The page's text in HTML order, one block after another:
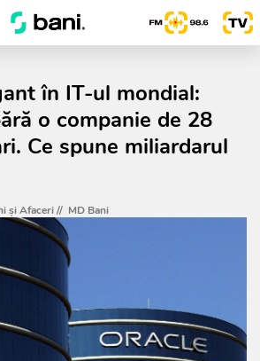
în IT-ul mondial:
o companie de 28
Ce spune miliardarul
și Afaceri// MD Bani